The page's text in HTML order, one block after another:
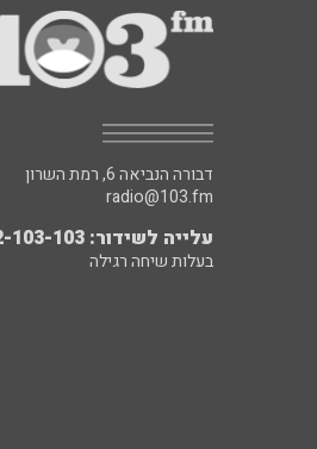
דבורה הנביאה 6, רמת השרון
radio@103.fm
עלייה לשידור: 0552-103-103
בעלות שיחה רגילה